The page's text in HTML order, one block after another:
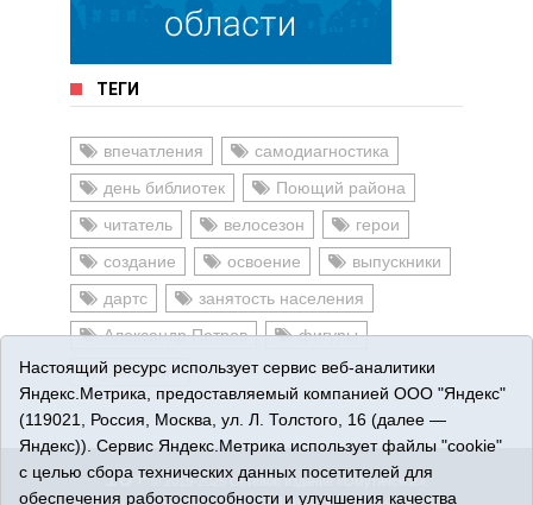
ТЕГИ
впечатления
самодиагностика
день библиотек
Поющий района
читатель
велосезон
герои
создание
освоение
выпускники
дартс
занятость населения
Александр Петров
фигуры
движение
16+© 2015-2026 Сетевое издание «Омутинское».
Регистрационный номер СМИ Эл № ФС77-65144 от 28
Настоящий ресурс использует сервис веб-аналитики
Яндекс.Метрика, предоставляемый компанией ООО "Яндекс"
(119021, Россия, Москва, ул. Л. Толстого, 16 (далее —
Яндекс)). Сервис Яндекс.Метрика использует файлы "cookie"
с целью сбора технических данных посетителей для
обеспечения работоспособности и улучшения качества